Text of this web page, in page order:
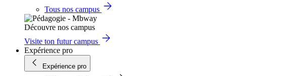
Tous nos campus
Découvre nos campus
Visite ton futur campus
Expérience pro
Expérience pro